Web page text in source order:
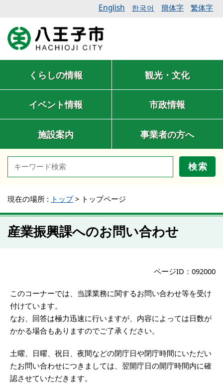
English 한국어 簡体字 繁体字
くらしの情報 観光・文化
イベント情報 市政情報
施設案内 事業者の方へ
検索
現在の場所 : トップ> トップページ
産業振興課へのお問い合わせ
ページID：092000
このコーナーでは、当課業務に関するお問い合わせ等を受け
付けています。
なお、回答は極力迅速に行いますが、内容によっては日数が
かかる場合もありますのでご了承ください。
土曜、日曜、祝日、夜間などの閉庁日や閉庁時間にいただい
たお問い合わせにつきましては、翌開庁日の開庁時間内に確
認させていただきます。